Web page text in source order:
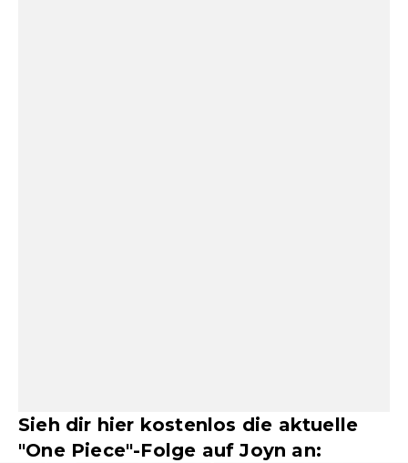
Sieh dir hier kostenlos die aktuelle
"One Piece"-Folge auf Joyn an: